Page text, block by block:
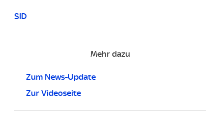
SID
Mehr dazu
Zum News-Update
Zur Videoseite